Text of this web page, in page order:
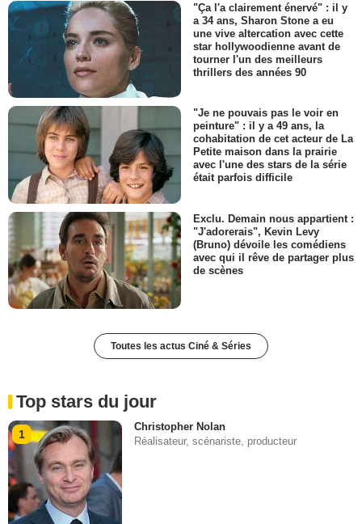
"Ça l'a clairement énervé" : il y
a 34 ans, Sharon Stone a eu
une vive altercation avec cette
star hollywoodienne avant de
tourner l'un des meilleurs
thrillers des années 90
"Je ne pouvais pas le voir en
peinture" : il y a 49 ans, la
cohabitation de cet acteur de La
Petite maison dans la prairie
avec l'une des stars de la série
était parfois difficile
Exclu. Demain nous appartient :
"J'adorerais", Kevin Levy
(Bruno) dévoile les comédiens
avec qui il rêve de partager plus
de scènes
Toutes les actus Ciné & Séries
Top stars du jour
1
Christopher Nolan
Réalisateur, scénariste, producteur